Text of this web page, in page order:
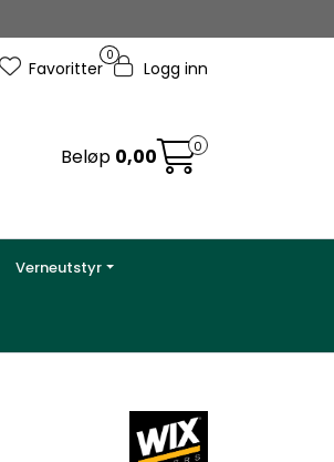
0
Favoritter Logg inn
Beløp 0,00 0
Verneutstyr